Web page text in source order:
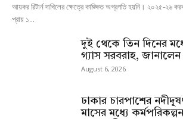
আয়কর রিটার্ন দাখিলের ক্ষেত্রে কাঙ্ক্ষিত অগ্রগতি হয়নি। ২০২৫-২৬
প্রায় ১...
দুই থেকে তিন দিনের
গ্যাস সরবরাহ, জানালেন
August 6, 2026
ঢাকার চারপাশের
মাসের মধ্যে